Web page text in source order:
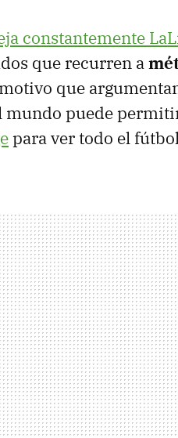
constantemente
que recurren am
que
mundo puede
para ver todo el